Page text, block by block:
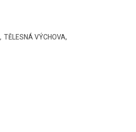
TĚLESNÁ VÝCHOVA